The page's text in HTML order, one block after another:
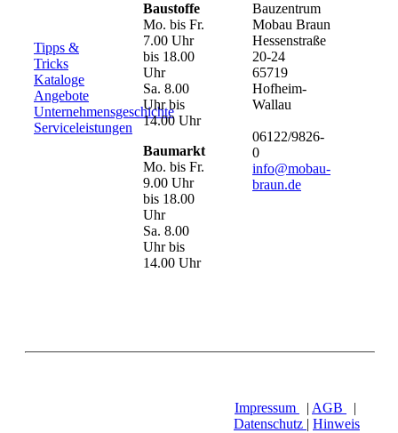
Tipps &
Tricks
Kataloge
Angebote
Unternehmensgeschichte
Serviceleistungen
Baustoffe
Mo. bis Fr.
7.00 Uhr
bis 18.00
Uhr
Sa. 8.00
Uhr bis
14.00 Uhr
Baumarkt
Mo. bis Fr.
9.00 Uhr
bis 18.00
Uhr
Sa. 8.00
Uhr bis
14.00 Uhr
Bauzentrum
Mobau Braun
Hessenstraße
20-24
65719
Hofheim-
Wallau
06122/9826-
0
info@mobau-
braun.de
Impressum | AGB
|
Datenschutz | Hinweis